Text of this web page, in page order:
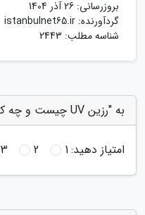
بروزرسانی: 26 آذر 1404
گردآورنده: istanbulnet65.ir
شناسه مطلب: 2443
به "رزین UV چیست و چه کاربردهایی دارد؟" امتیاز دهید
امتیاز دهید:1
2
3